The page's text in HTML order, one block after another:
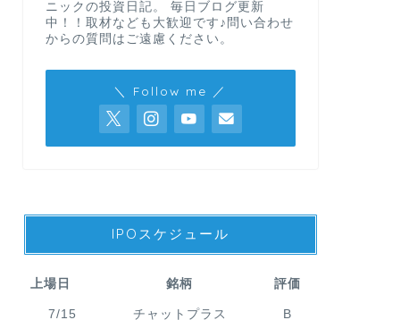
ニックの投資日記。 毎日ブログ更新
中！！取材なども大歓迎です♪問い合わせ
からの質問はご遠慮ください。
＼ Follow me ／
IPOスケジュール
上場日 銘柄 評価
7/15 チャットプラス B